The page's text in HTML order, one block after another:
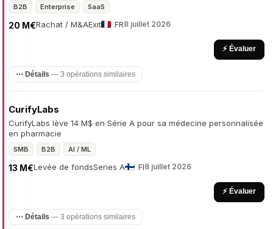
B2B Enterprise SaaS
Rachat / M&A
20 M€ Exit FR8 juillet 2026
⚡ Évaluer
⋯ Détails — 3 opérations similaires
CurifyLabs
CurifyLabs lève 14 M$ en Série A pour sa médecine personnalisée
en pharmacie
SMB B2B AI / ML
Levée de fonds
13 M€ Series A FI8 juillet 2026
⚡ Évaluer
⋯ Détails — 3 opérations similaires